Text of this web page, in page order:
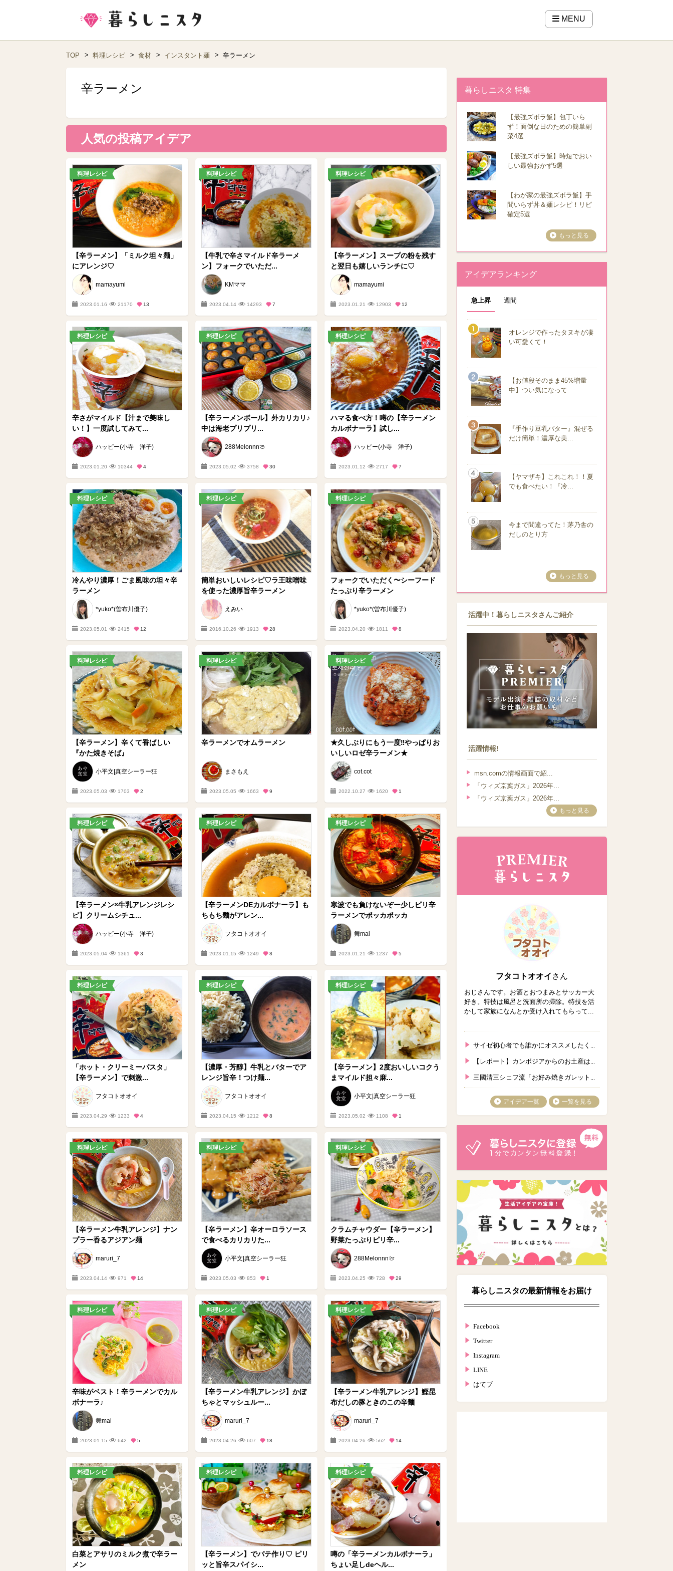
MENU
TOP 料理レシピ 食材 インスタント麺 辛ラーメン
辛ラーメン
人気の投稿アイデア
料理レシピ
【辛ラーメン】「ミルク坦々麺」
にアレンジ♡
mamayumi
2023.01.16 21170 13
料理レシピ
【牛乳で辛さマイルド辛ラーメ
ン】フォークでいただ...
KMママ
2023.04.14 14293 7
料理レシピ
【辛ラーメン】スープの粉を残す
と翌日も嬉しいランチに♡
mamayumi
2023.01.21 12903 12
料理レシピ
辛さがマイルド【汁まで美味し
い！】一度試してみて...
ハッピー(小寺 洋子)
2023.01.20 10344 4
料理レシピ
【辛ラーメンボール】外カリカリ♪
中は海老プリプリ...
288Melonnn🍈
2023.05.02 3758 30
料理レシピ
ハマる食べ方！噂の【辛ラーメン
カルボナーラ】試し...
ハッピー(小寺 洋子)
2023.01.12 2717 7
料理レシピ
冷んやり濃厚！ごま風味の坦々辛
ラーメン
*yuko*(曽布川優子)
2023.05.01 2415 12
料理レシピ
簡単おいしいレシピ♡ラ王味噌味
を使った濃厚旨辛ラーメン
えみい
2016.10.26 1913 28
料理レシピ
フォークでいただく〜シーフード
たっぷり辛ラーメン
*yuko*(曽布川優子)
2023.04.20 1811 8
料理レシピ
【辛ラーメン】辛くて香ばしい
『かた焼きそば』
小平文|真空シーラー狂
2023.05.03 1703 2
料理レシピ
辛ラーメンでオムラーメン
まさもえ
2023.05.05 1663 9
料理レシピ
★久しぶりにもう一度‼やっぱりお
いしいロゼ辛ラーメン★
cot.cot
2022.10.27 1620 1
料理レシピ
【辛ラーメン×牛乳アレンジレシ
ピ】クリームシチュ...
ハッピー(小寺 洋子)
2023.05.04 1361 3
料理レシピ
【辛ラーメンDEカルボナーラ】も
ちもち麺がアレン...
フタコトオオイ
2023.01.15 1249 8
料理レシピ
寒波でも負けないぞー少しピリ辛
ラーメンでポッカポッカ
舞mai
2023.01.21 1237 5
料理レシピ
「ホット・クリーミーパスタ」
【辛ラーメン】で刺激...
フタコトオオイ
2023.04.29 1233 4
料理レシピ
【濃厚・芳醇】牛乳とバターでア
レンジ旨辛！つけ麺...
フタコトオオイ
2023.04.15 1212 8
料理レシピ
【辛ラーメン】2度おいしいコクう
まマイルド担々麻...
小平文|真空シーラー狂
2023.05.02 1108 1
料理レシピ
【辛ラーメン牛乳アレンジ】ナン
プラー香るアジアン麺
maruri_7
2023.04.14 971 14
料理レシピ
【辛ラーメン】辛オーロラソース
で食べるカリカリた...
小平文|真空シーラー狂
2023.05.03 853 1
料理レシピ
クラムチャウダー【辛ラーメン】
野菜たっぷりピリ辛...
288Melonnn🍈
2023.04.25 728 29
料理レシピ
辛味がベスト！辛ラーメンでカル
ボナーラ♪
舞mai
2023.01.15 642 5
料理レシピ
【辛ラーメン牛乳アレンジ】かぼ
ちゃとマッシュルー...
maruri_7
2023.04.26 607 18
料理レシピ
【辛ラーメン牛乳アレンジ】鰹昆
布だしの豚ときのこの辛麺
maruri_7
2023.04.26 562 14
料理レシピ
白菜とアサリのミルク煮で辛ラー
メン
料理レシピ
【辛ラーメン】でパテ作り♡ ピリ
ッと旨辛スパイシ...
料理レシピ
噂の「辛ラーメンカルボナーラ」
ちょい足しdeヘル...
暮らしニスタ 特集
【最強ズボラ飯】包丁いら
ず！面倒な日のための簡単副
菜4選
【最強ズボラ飯】時短でおい
しい最強おかず5選
【わが家の最強ズボラ飯】手
間いらず丼＆麺レシピ！リピ
確定5選
もっと見る
アイデアランキング
急上昇 週間
オレンジで作ったタヌキが凄
い可愛くて！
【お値段そのまま45%増量
中】つい気になって...
『手作り豆乳バター』混ぜる
だけ簡単！濃厚な美...
【ヤマザキ】これこれ！！夏
でも食べたい！『冷...
今まで間違ってた！茅乃舎の
だしのとり方
もっと見る
活躍中！暮らしニスタさんご紹介
活躍情報!
msn.comの情報画面で紹...
「ウィズ京葉ガス」2026年...
「ウィズ京葉ガス」2026年...
もっと見る
フタコトオオイ さん
おじさんです。お酒とおつまみとサッカー大
好き。特技は風呂と洗面所の掃除。特技を活
かして家族になんとか受け入れてもらって...
サイゼ初心者でも誰かにオススメしたく...
【レポート】カンボジアからのお土産は...
三國清三シェフ流「お好み焼きガレット...
アイデア一覧 一覧を見る
暮らしニスタの最新情報をお届け
Facebook
Twitter
Instagram
LINE
はてブ